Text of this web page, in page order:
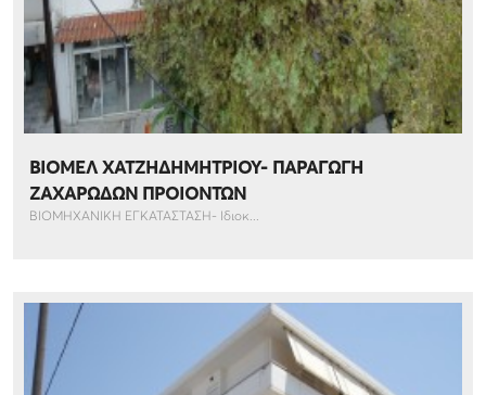
ΒΙΟΜΕΛ ΧΑΤΖΗΔΗΜΗΤΡΙΟΥ- ΠΑΡΑΓΩΓΗ
ΖΑΧΑΡΩΔΩΝ ΠΡΟΙΟΝΤΩΝ
ΒΙΟΜΗΧΑΝΙΚΗ ΕΓΚΑΤΑΣΤΑΣΗ- Ιδιοκ...